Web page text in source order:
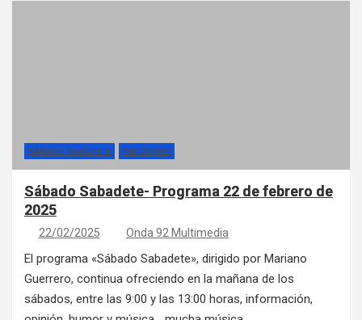
SÁBADO SABADETE SECCIONES
Sábado Sabadete- Programa 22 de febrero de
2025
22/02/2025 Onda 92 Multimedia
El programa «Sábado Sabadete», dirigido por Mariano
Guerrero, continua ofreciendo en la mañana de los
sábados, entre las 9:00 y las 13:00 horas, información,